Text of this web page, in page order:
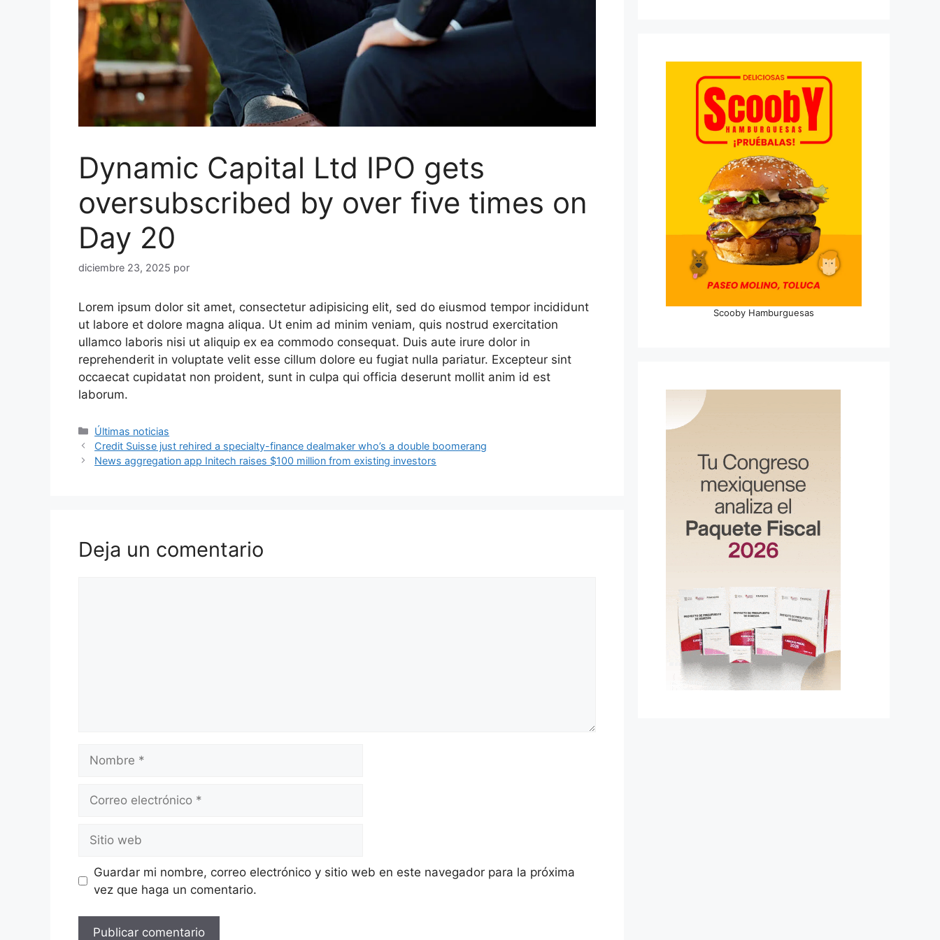
Dynamic Capital Ltd IPO gets
oversubscribed by over five times on
Day 20
diciembre 23, 2025 por
Lorem ipsum dolor sit amet, consectetur adipisicing elit, sed do eiusmod tempor incididunt
ut labore et dolore magna aliqua. Ut enim ad minim veniam, quis nostrud exercitation
ullamco laboris nisi ut aliquip ex ea commodo consequat. Duis aute irure dolor in
reprehenderit in voluptate velit esse cillum dolore eu fugiat nulla pariatur. Excepteur sint
occaecat cupidatat non proident, sunt in culpa qui officia deserunt mollit anim id est
laborum.
Categorías
Últimas noticias
Credit Suisse just rehired a specialty-finance dealmaker who’s a double boomerang
News aggregation app Initech raises $100 million from existing investors
Deja un comentario
electrónico
web
Guardar mi nombre, correo electrónico y sitio web en este navegador para la próxima
vez que haga un comentario.
Scooby Hamburguesas